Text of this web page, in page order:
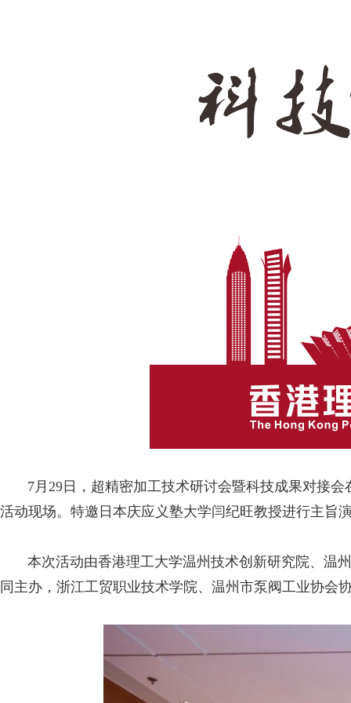
7月29日，超精密加工技术研讨会暨科技成果对接会
活动现场。特邀日本庆应义塾大学闫纪旺教授进行主旨
本次活动由香港理工大学温州技术创新研究院、温州
同主办，浙江工贸职业技术学院、温州市泵阀工业协